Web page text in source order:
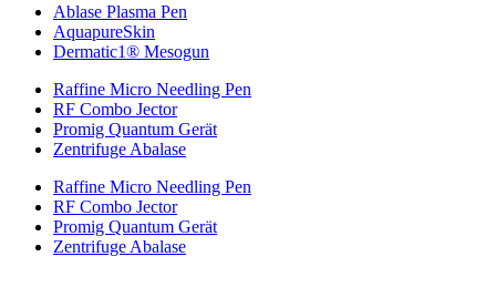
Ablase Plasma Pen
AquapureSkin
Dermatic1® Mesogun
Raffine Micro Needling Pen
RF Combo Jector
Promig Quantum Gerät
Zentrifuge Abalase
Raffine Micro Needling Pen
RF Combo Jector
Promig Quantum Gerät
Zentrifuge Abalase